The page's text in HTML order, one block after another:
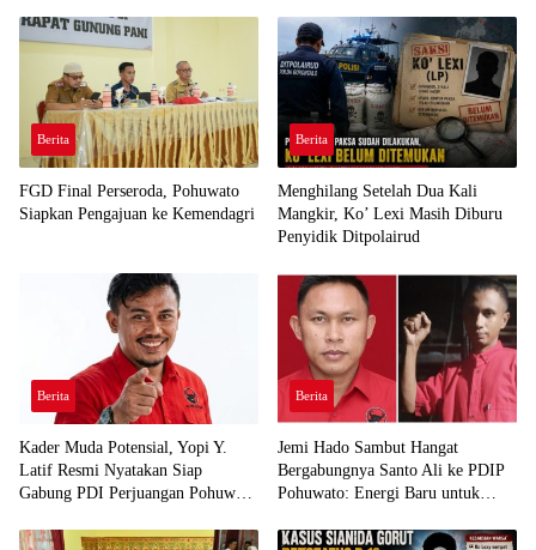
Berita
FGD Final Perseroda, Pohuwato
Siapkan Pengajuan ke Kemendagri
Berita
Menghilang Setelah Dua Kali
Mangkir, Ko’ Lexi Masih Diburu
Penyidik Ditpolairud
Berita
Kader Muda Potensial, Yopi Y.
Latif Resmi Nyatakan Siap
Gabung PDI Perjuangan Pohuwato
Berita
Jemi Hado Sambut Hangat
Bergabungnya Santo Ali ke PDIP
Pohuwato: Energi Baru untuk